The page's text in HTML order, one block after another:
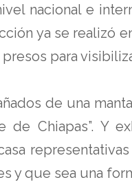
nacional e
ya se realizó
para
de una
de Chiapas”. Y
y que sea una